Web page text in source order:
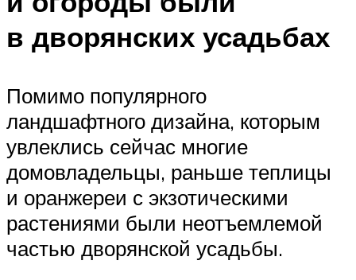
в дворянских усадьбах
Помимо популярного
ландшафтного дизайна, которым
увлеклись сейчас многие
домовладельцы, раньше теплицы
и оранжереи с экзотическими
растениями были неотъемлемой
частью дворянской усадьбы.